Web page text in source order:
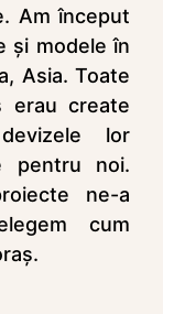
Am început
şi modele în
Asia. Toate
erau create
lor
pentru noi.
ne-a
cum